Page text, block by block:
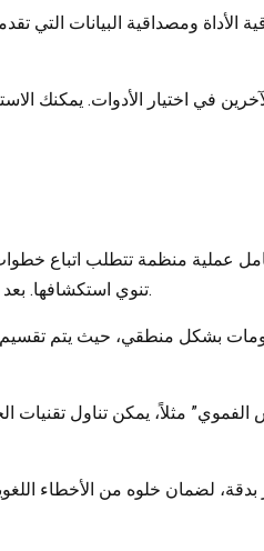
الأداة ومصداقية البيانات التي
في اختيار الأدوات. يمكنك
عملية منظمة تتطلب اتباع
تنوي استكشافها. بعد ذلك، يتم جمع المعلومات من مصادر موثوقة، مثل المقالات العلمية والكتب والدراسات السابقة، لدعم المضمون الخاص بالتقرير.
بشكل منطقي، حيث يتم
مثلاً، يمكن تناول
بدقة، لضمان خلوه من الأخطاء